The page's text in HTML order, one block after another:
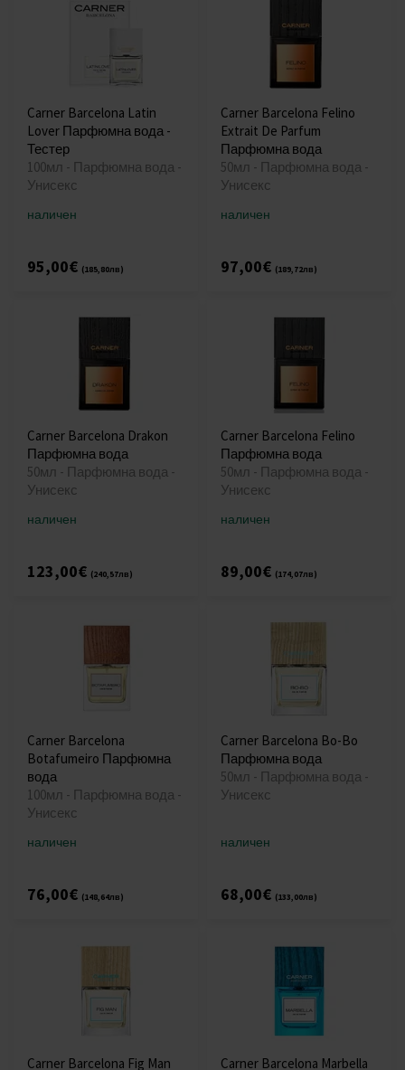
Carner Barcelona Latin
Lover Парфюмна вода -
Тестер
100мл - Парфюмна вода -
Унисекс
наличен
95,00€ (185,80лв)
Carner Barcelona Felino
Extrait De Parfum
Парфюмна вода
50мл - Парфюмна вода -
Унисекс
наличен
97,00€ (189,72лв)
Carner Barcelona Drakon
Парфюмна вода
50мл - Парфюмна вода -
Унисекс
наличен
123,00€ (240,57лв)
Carner Barcelona Felino
Парфюмна вода
50мл - Парфюмна вода -
Унисекс
наличен
89,00€ (174,07лв)
Carner Barcelona
Botafumeiro Парфюмна
вода
100мл - Парфюмна вода -
Унисекс
наличен
76,00€ (148,64лв)
Carner Barcelona Bo-Bo
Парфюмна вода
50мл - Парфюмна вода -
Унисекс
наличен
68,00€ (133,00лв)
Carner Barcelona Fig Man Carner Barcelona Marbella